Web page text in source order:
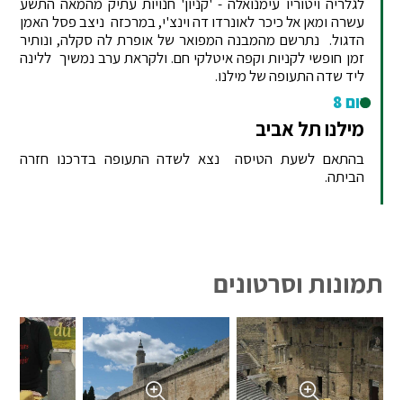
לגלריה ויטוריו עימנואלה - 'קניון' חנויות עתיק מהמאה התשע
עשרה ומאן אל כיכר לאונרדו דה וינצ'י, במרכזה ניצב פסל האמן
הדגול. נתרשם מהמבנה המפואר של אופרת לה סקלה, ונותיר
זמן חופשי לקניות וקפה איטלקי חם. ולקראת ערב נמשיך ללינה
ליד שדה התעופה של מילנו.
יום 8
מילנו תל אביב
בהתאם לשעת הטיסה נצא לשדה התעופה בדרכנו חזרה
הביתה.
תמונות וסרטונים